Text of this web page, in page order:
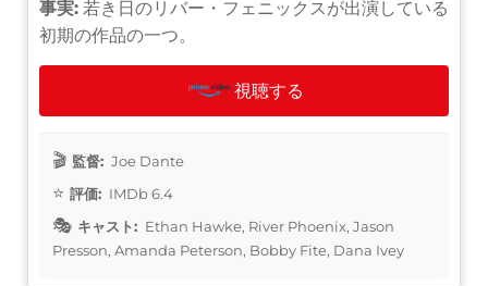
事実: 若き日のリバー・フェニックスが出演している
初期の作品の一つ。
視聴する
監督: Joe Dante
評価: IMDb 6.4
キャスト: Ethan Hawke, River Phoenix, Jason
Presson, Amanda Peterson, Bobby Fite, Dana Ivey